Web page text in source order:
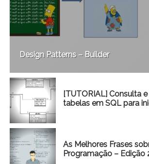
Design Patterns – Builder
[TUTORIAL] Consulta
tabelas em SQL para
As Melhores Frases
Programação – Edição